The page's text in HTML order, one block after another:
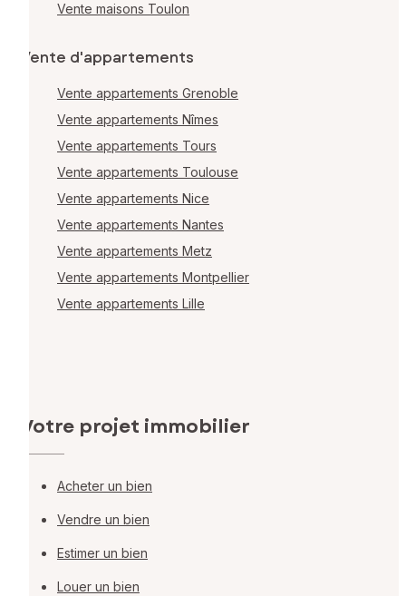
Vente maisons Toulon
Vente d'appartements
Vente appartements Grenoble
Vente appartements Nîmes
Vente appartements Tours
Vente appartements Toulouse
Vente appartements Nice
Vente appartements Nantes
Vente appartements Metz
Vente appartements Montpellier
Vente appartements Lille
Votre projet immobilier
Acheter un bien
Vendre un bien
Estimer un bien
Louer un bien